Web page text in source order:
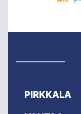
PIRKKALA